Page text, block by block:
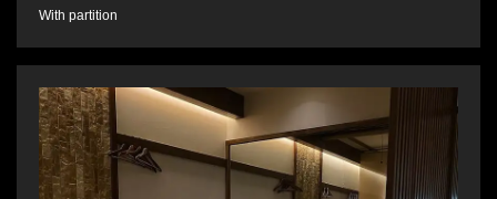
With partition